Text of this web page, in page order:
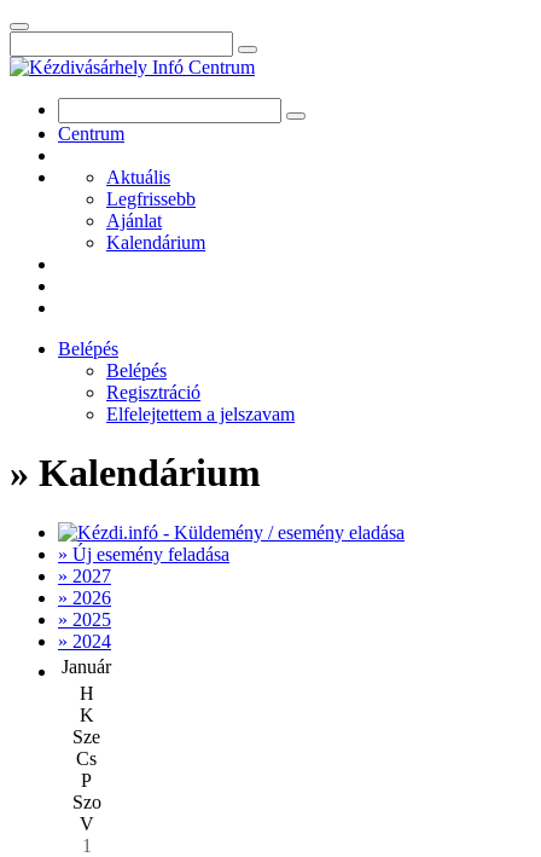
Centrum
Aktuális
Legfrissebb
Ajánlat
Kalendárium
Belépés
Belépés
Regisztráció
Elfelejtettem a jelszavam
» Kalendárium
» Új esemény feladása
» 2027
» 2026
» 2025
» 2024
Január
H
K
Sze
Cs
P
Szo
V
1